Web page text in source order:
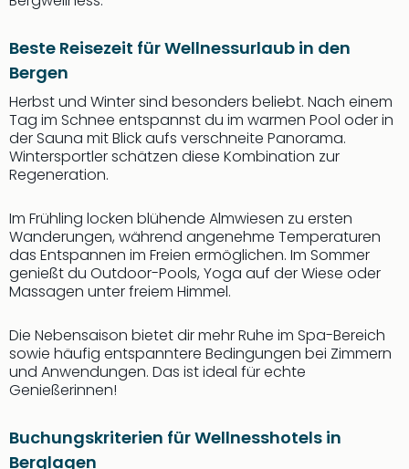
Beste Reisezeit für Wellnessurlaub in den
Bergen
Herbst und Winter sind besonders beliebt. Nach einem
Tag im Schnee entspannst du im warmen Pool oder in
der Sauna mit Blick aufs verschneite Panorama.
Wintersportler schätzen diese Kombination zur
Regeneration.
Im Frühling locken blühende Almwiesen zu ersten
Wanderungen, während angenehme Temperaturen
das Entspannen im Freien ermöglichen. Im Sommer
genießt du Outdoor-Pools, Yoga auf der Wiese oder
Massagen unter freiem Himmel.
Die Nebensaison bietet dir mehr Ruhe im Spa-Bereich
sowie häufig entspanntere Bedingungen bei Zimmern
und Anwendungen. Das ist ideal für echte
Genießerinnen!
Buchungskriterien für Wellnesshotels in
Berglagen